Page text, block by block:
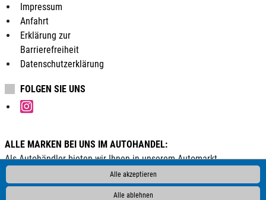
Alle akzeptieren
Alle ablehnen
Impressum
Anfahrt
Erklärung zur
Barrierefreiheit
Datenschutzerklärung
FOLGEN SIE UNS
ALLE MARKEN BEI UNS IM AUTOHANDEL:
Als Autohändler bieten wir Ihnen in unserem Automarkt
Gebrauchtwagen, Jahreswagen und Neuwagen folgender
Automarken an: